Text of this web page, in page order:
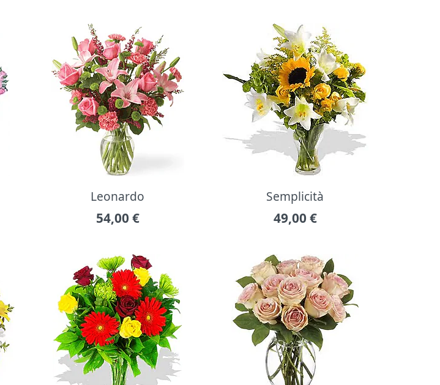
Leonardo
54,00 €
Semplicità
49,00 €